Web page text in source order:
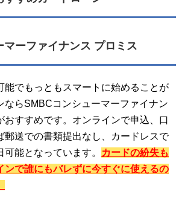
ーファイナンス プロミス
能でもっともスマートに始めることが
ならSMBCコンシューマーファイナン
おすすめです。オンラインで申込、口
郵送での書類提出なし、カードレスで
能となっています。
カードの紛失も
ンで誰にもバレずに今すぐに使えるの